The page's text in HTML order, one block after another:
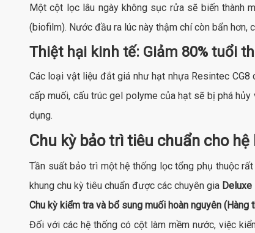
Một cột lọc lâu ngày không sục rửa sẽ biến thành
(biofilm). Nước đầu ra lúc này thậm chí còn bẩn hơn,
Thiệt hại kinh tế: Giảm 80% tuổi
Các loại vật liệu đắt giá như hạt nhựa Resintec CG8
cấp muối, cấu trúc gel polyme của hạt sẽ bị phá
dụng.
Chu kỳ bảo trì tiêu chuẩn cho
Tần suất bảo trì một hệ thống lọc tổng phụ thuộc
khung chu kỳ tiêu chuẩn được các chuyên gia
Chu kỳ kiểm tra và bổ sung muối hoàn nguyên (Hàng
Đối với các hệ thống có cột làm mềm nước, việc